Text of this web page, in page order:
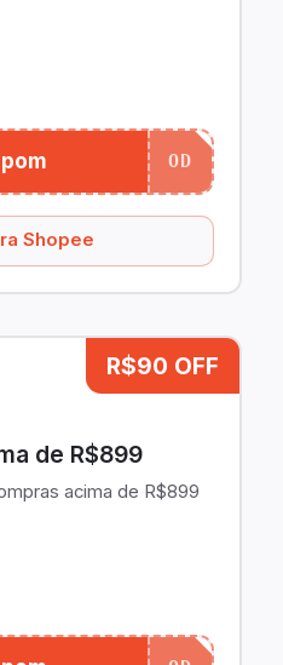
OD
Shopee
R$90 OFF
de R$899
acima de R$899